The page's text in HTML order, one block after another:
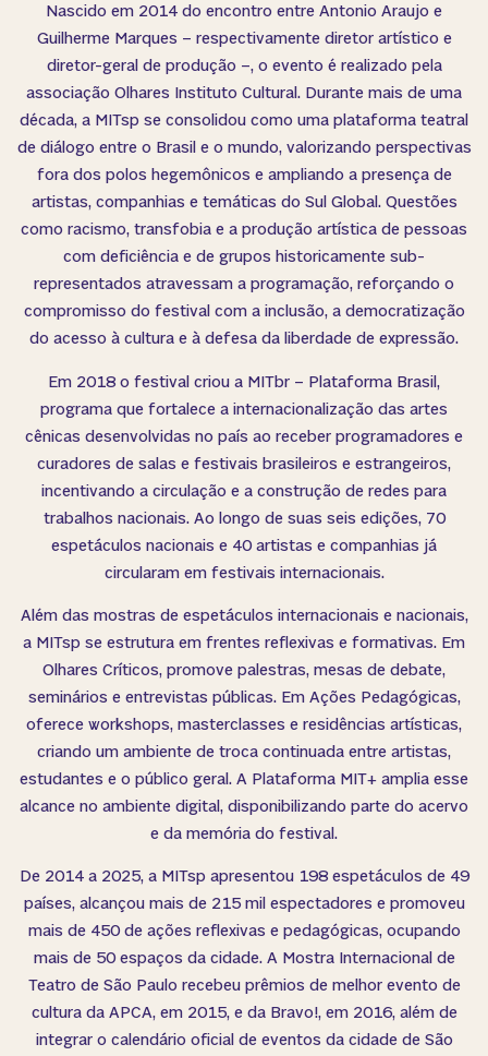
Nascido em 2014 do encontro entre Antonio Araujo e
Guilherme Marques – respectivamente diretor artístico e
diretor-geral de produção –, o evento é realizado pela
associação Olhares Instituto Cultural. Durante mais de uma
década, a MITsp se consolidou como uma plataforma teatral
de diálogo entre o Brasil e o mundo, valorizando perspectivas
fora dos polos hegemônicos e ampliando a presença de
artistas, companhias e temáticas do Sul Global. Questões
como racismo, transfobia e a produção artística de pessoas
com deficiência e de grupos historicamente sub-
representados atravessam a programação, reforçando o
compromisso do festival com a inclusão, a democratização
do acesso à cultura e à defesa da liberdade de expressão.
Em 2018 o festival criou a MITbr – Plataforma Brasil,
programa que fortalece a internacionalização das artes
cênicas desenvolvidas no país ao receber programadores e
curadores de salas e festivais brasileiros e estrangeiros,
incentivando a circulação e a construção de redes para
trabalhos nacionais. Ao longo de suas seis edições, 70
espetáculos nacionais e 40 artistas e companhias já
circularam em festivais internacionais.
Além das mostras de espetáculos internacionais e nacionais,
a MITsp se estrutura em frentes reflexivas e formativas. Em
Olhares Críticos, promove palestras, mesas de debate,
seminários e entrevistas públicas. Em Ações Pedagógicas,
oferece workshops, masterclasses e residências artísticas,
criando um ambiente de troca continuada entre artistas,
estudantes e o público geral. A Plataforma MIT+ amplia esse
alcance no ambiente digital, disponibilizando parte do acervo
e da memória do festival.
De 2014 a 2025, a MITsp apresentou 198 espetáculos de 49
países, alcançou mais de 215 mil espectadores e promoveu
mais de 450 de ações reflexivas e pedagógicas, ocupando
mais de 50 espaços da cidade. A Mostra Internacional de
Teatro de São Paulo recebeu prêmios de melhor evento de
cultura da APCA, em 2015, e da Bravo!, em 2016, além de
integrar o calendário oficial de eventos da cidade de São